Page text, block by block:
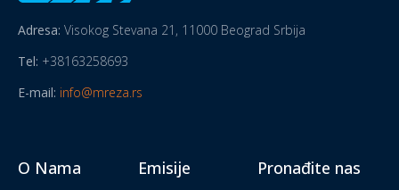
Adresa: Visokog Stevana 21, 11000 Beograd Srbija
Tel: +38163258693
E-mail: info@mreza.rs
O Nama Emisije Pronađite nas